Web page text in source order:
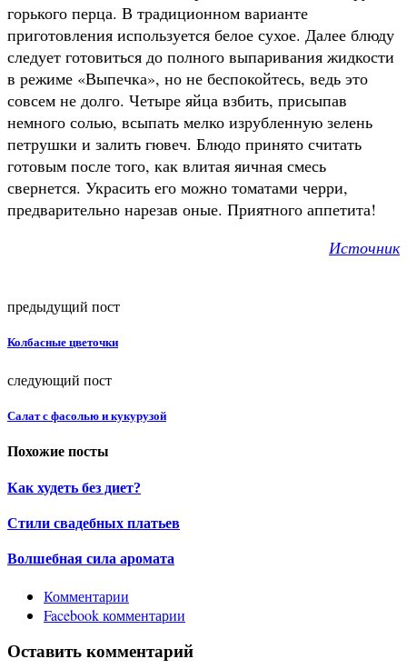
горького перца. В традиционном варианте
приготовления используется белое сухое. Далее блюду
следует готовиться до полного выпаривания жидкости
в режиме «Выпечка», но не беспокойтесь, ведь это
совсем не долго. Четыре яйца взбить, присыпав
немного солью, всыпать мелко изрубленную зелень
петрушки и залить гювеч. Блюдо принято считать
готовым после того, как влитая яичная смесь
свернется. Украсить его можно томатами черри,
предварительно нарезав оные. Приятного аппетита!
Источник
предыдущий пост
Колбасные цветочки
следующий пост
Салат с фасолью и кукурузой
Похожие посты
Как худеть без диет?
Стили свадебных платьев
Волшебная сила аромата
Комментарии
Facebook комментарии
Оставить комментарий